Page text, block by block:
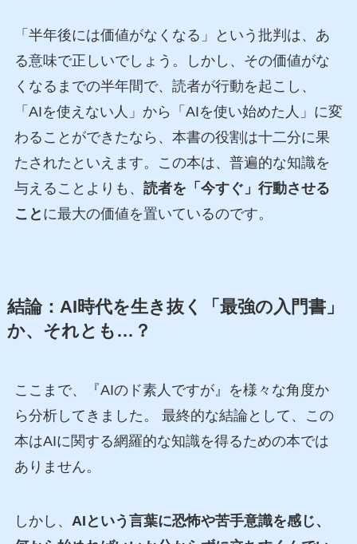
「半年後には価値がなくなる」という批判は、あ
る意味で正しいでしょう。しかし、その価値がな
くなるまでの半年間で、読者が行動を起こし、
「AIを使えない人」から「AIを使い始めた人」に変
わることができたなら、本書の役割は十二分に果
たされたといえます。この本は、普遍的な知識を
与えることよりも、 読者を「今すぐ」行動させる
こと に最大の価値を置いているのです。
結論：AI時代を生き抜く「最強の入門書」
か、それとも…？
ここまで、『AIのド素人ですが』を様々な角度か
ら分析してきました。 最終的な結論として、この
本はAIに関する網羅的な知識を得るための本では
ありません。
しかし、 AIという言葉に恐怖や苦手意識を感じ、